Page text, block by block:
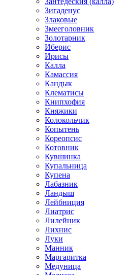
Зигаденус
Злаковые
Змееголовник
Золотарник
Иберис
Ирисы
Калла
Камассия
Кандык
Клематисы
Книпхофия
Княжики
Колокольчик
Копытень
Кореопсис
Котовник
Кувшинка
Купальница
Купена
Лабазник
Ландыш
Лейбниция
Лиатрис
Лилейник
Лихнис
Луки
Манник
Маргаритка
Медуница